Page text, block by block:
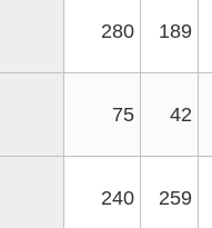
280 189
75 42
240 259